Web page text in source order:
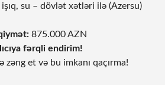
işıq, su – dövlət xətləri ilə (Azersu)
875.000 AZN
fərqli endirim!
zəng et və bu imkanı qaçırma!